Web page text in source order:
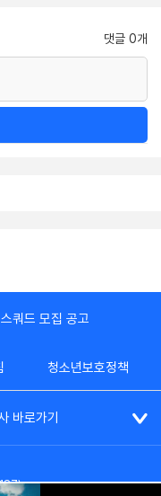
댓글 0개
쿼드 모집 공고
청소년보호정책
바로가기